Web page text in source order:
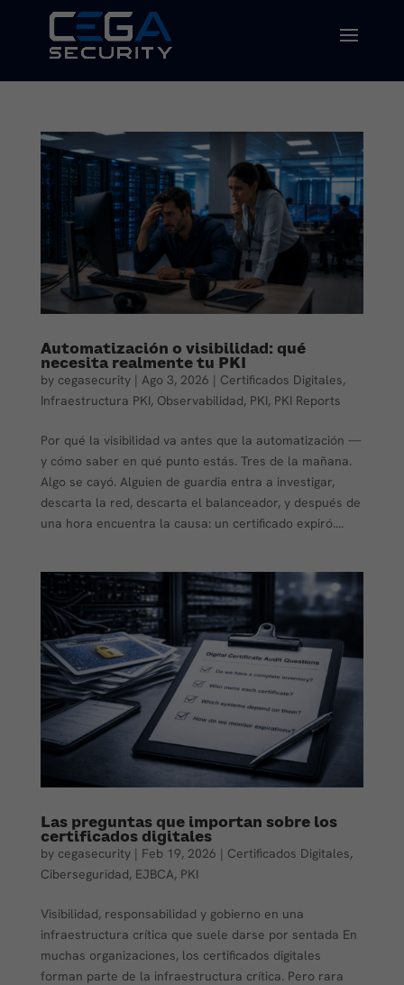
Automatización o visibilidad: qué
necesita realmente tu PKI
by cegasecurity| Ago 3, 2026 | Certificados Digitales,
Infraestructura PKI, Observabilidad, PKI, PKI Reports
Por qué la visibilidad va antes que la automatización —
y cómo saber en qué punto estás. Tres de la mañana.
Algo se cayó. Alguien de guardia entra a investigar,
descarta la red, descarta el balanceador, y después de
una hora encuentra la causa: un certificado expiró....
Las preguntas que importan sobre los
certificados digitales
by cegasecurity| Feb 19, 2026 | Certificados Digitales,
Ciberseguridad, EJBCA, PKI
Visibilidad, responsabilidad y gobierno en una
infraestructura crítica que suele darse por sentada En
muchas organizaciones, los certificados digitales
forman parte de la infraestructura crítica. Pero rara